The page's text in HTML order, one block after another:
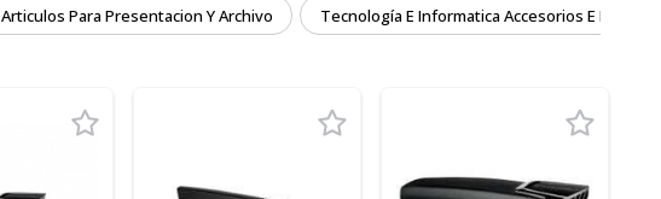
Articulos Para Presentacion Y Archivo Tecnología E Informatica Accesorios E Insumos